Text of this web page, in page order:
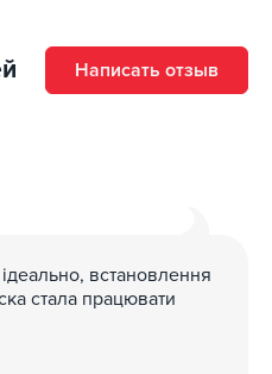
Написать отзыв
встановлення
стала працювати